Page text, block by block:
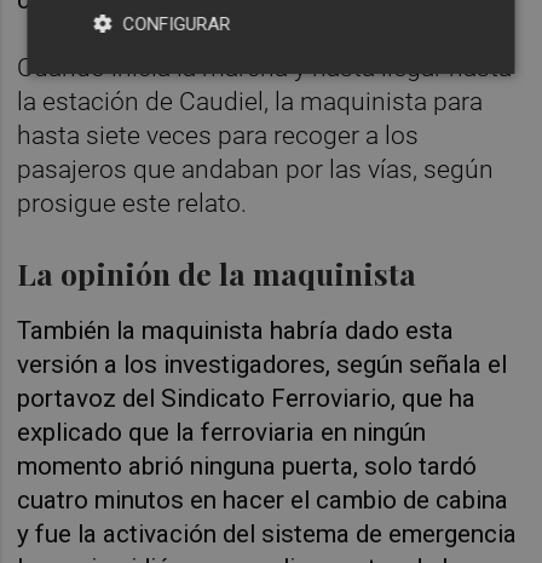
Cuando inicia la marcha y hasta llegar hasta
la estación de Caudiel, la maquinista para
hasta siete veces para recoger a los
pasajeros que andaban por las vías, según
prosigue este relato.
La opinión de la maquinista
También la maquinista habría dado esta
versión a los investigadores, según señala el
portavoz del Sindicato Ferroviario, que ha
explicado que la ferroviaria en ningún
momento abrió ninguna puerta, solo tardó
cuatro minutos en hacer el cambio de cabina
y fue la activación del sistema de emergencia
CONFIGURAR